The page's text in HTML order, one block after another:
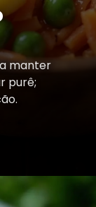
manter
purê;